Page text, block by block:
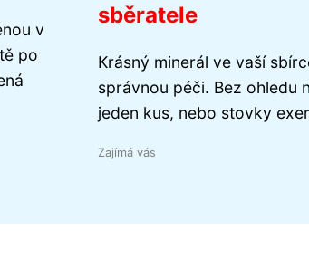
v
po
sběratele
Krásný minerál ve vaší
správnou péči. Bez ohledu
jeden kus, nebo stovky
Zajímá vás